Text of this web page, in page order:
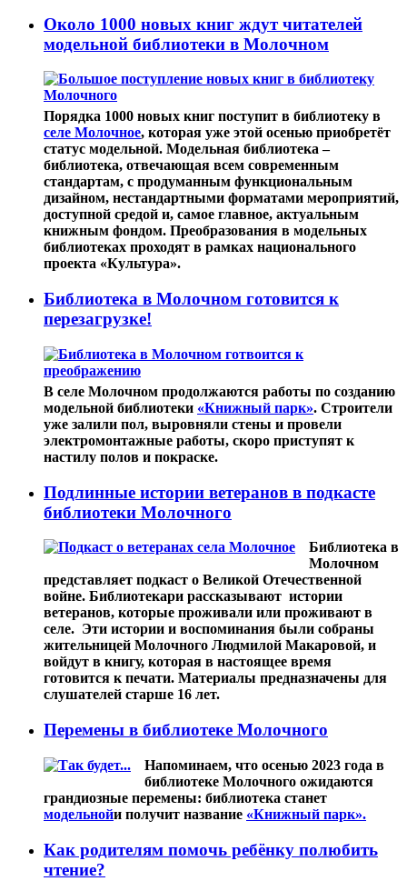
Около 1000 новых книг ждут читателей
модельной библиотеки в Молочном
Порядка 1000 новых книг поступит в библиотеку в
селе Молочное, которая уже этой осенью приобретёт
статус модельной. Модельная библиотека –
библиотека, отвечающая всем современным
стандартам, с продуманным функциональным
дизайном, нестандартными форматами мероприятий,
доступной средой и, самое главное, актуальным
книжным фондом. Преобразования в модельных
библиотеках проходят в рамках национального
проекта «Культура».
Библиотека в Молочном готовится к
перезагрузке!
В селе Молочном продолжаются работы по созданию
модельной библиотеки «Книжный парк». Строители
уже залили пол, выровняли стены и провели
электромонтажные работы, скоро приступят к
настилу полов и покраске.
Подлинные истории ветеранов в подкасте
библиотеки Молочного
Библиотека в
Молочном
представляет подкаст о Великой Отечественной
войне. Библиотекари рассказывают истории
ветеранов, которые проживали или проживают в
селе. Эти истории и воспоминания были собраны
жительницей Молочного Людмилой Макаровой, и
войдут в книгу, которая в настоящее время
готовится к печати. Материалы предназначены для
слушателей старше 16 лет.
Перемены в библиотеке Молочного
Напоминаем, что осенью 2023 года в
библиотеке Молочного ожидаются
грандиозные перемены: библиотека станет
модельнойи получит название «Книжный парк».
Как родителям помочь ребёнку полюбить
чтение?